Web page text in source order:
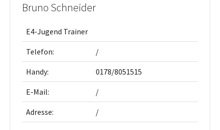
Bruno Schneider
E4-Jugend Trainer
Telefon: /
Handy: 0178/8051515
E-Mail: /
Adresse: /